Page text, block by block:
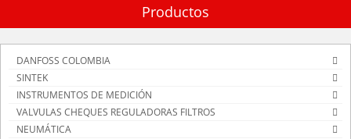
Productos
DANFOSS COLOMBIA
SINTEK
INSTRUMENTOS DE MEDICIÓN
VALVULAS CHEQUES REGULADORAS FILTROS
NEUMÁTICA